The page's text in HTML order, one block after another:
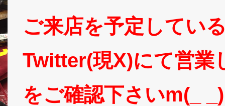
ご来店を予定してい
Twitter(現X)にて営業
をご確認下さいm(_